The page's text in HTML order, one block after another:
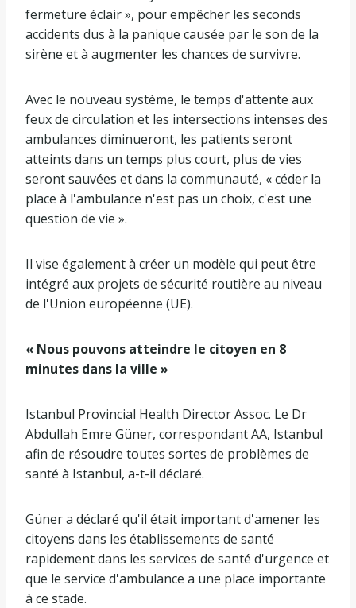
fermeture éclair », pour empêcher les seconds
accidents dus à la panique causée par le son de la
sirène et à augmenter les chances de survivre.
Avec le nouveau système, le temps d'attente aux
feux de circulation et les intersections intenses des
ambulances diminueront, les patients seront
atteints dans un temps plus court, plus de vies
seront sauvées et dans la communauté, « céder la
place à l'ambulance n'est pas un choix, c'est une
question de vie ».
Il vise également à créer un modèle qui peut être
intégré aux projets de sécurité routière au niveau
de l'Union européenne (UE).
« Nous pouvons atteindre le citoyen en 8
minutes dans la ville »
Istanbul Provincial Health Director Assoc. Le Dr
Abdullah Emre Güner, correspondant AA, Istanbul
afin de résoudre toutes sortes de problèmes de
santé à Istanbul, a-t-il déclaré.
Güner a déclaré qu'il était important d'amener les
citoyens dans les établissements de santé
rapidement dans les services de santé d'urgence et
que le service d'ambulance a une place importante
à ce stade.